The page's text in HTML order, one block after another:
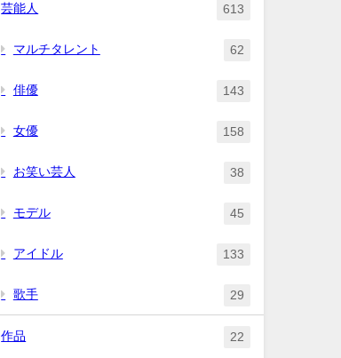
芸能人 613
マルチタレント 62
俳優 143
女優 158
お笑い芸人 38
モデル 45
アイドル 133
歌手 29
作品 22